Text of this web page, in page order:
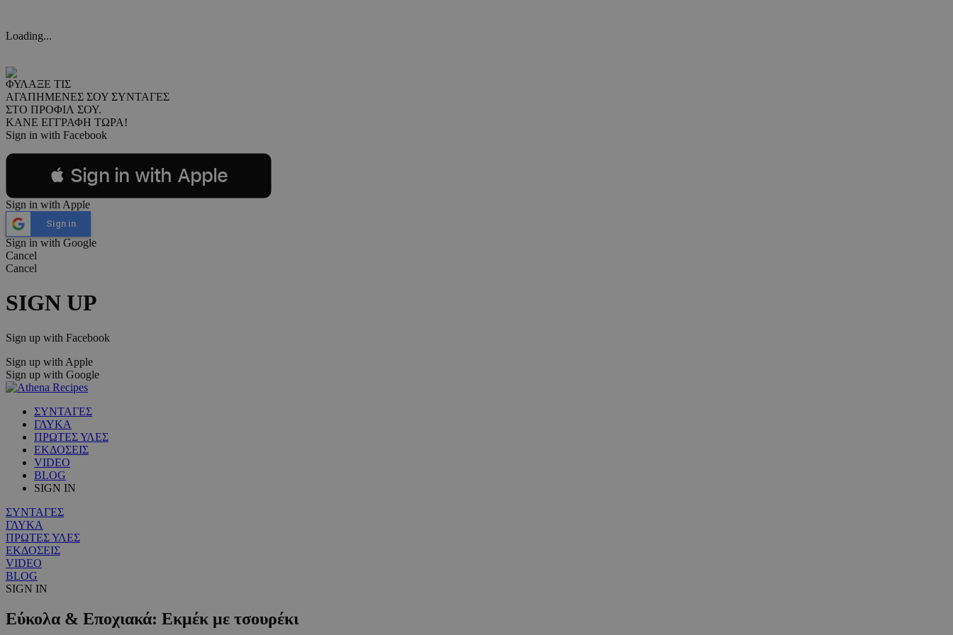
Loading...
ΦΥΛΑΞΕ ΤΙΣ
ΑΓΑΠΗΜΕΝΕΣ ΣΟΥ ΣΥΝΤΑΓΕΣ
ΣΤΟ ΠΡΟΦΙΛ ΣΟΥ.
ΚΑΝΕ ΕΓΓΡΑΦΗ ΤΩΡΑ!
Sign in with Facebook
 Sign in with Apple
Sign in with Apple
Sign in
Sign in with Google
Cancel
Cancel
SIGN UP
Sign up with Facebook
Sign up with Apple
Sign up with Google
ΣΥΝΤΑΓΕΣ
ΓΛΥΚΑ
ΠΡΩΤΕΣ ΥΛΕΣ
ΕΚΔΟΣΕΙΣ
VIDEO
BLOG
SIGN IN
ΣΥΝΤΑΓΕΣ
ΓΛΥΚΑ
ΠΡΩΤΕΣ ΥΛΕΣ
ΕΚΔΟΣΕΙΣ
VIDEO
BLOG
SIGN IN
Εύκολα & Εποχιακά: Εκμέκ με τσουρέκι